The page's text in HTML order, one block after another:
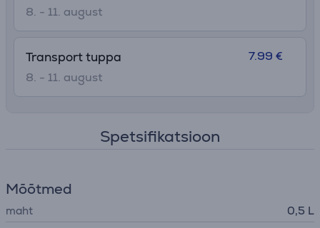
8. - 11. august
Transport tuppa
8. - 11. august
7.99 €
Spetsifikatsioon
Mõõtmed
maht 0,5 L